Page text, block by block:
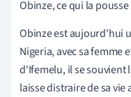
Obinze, ce qui la
Obinze est aujourd'hui
Nigeria, avec sa femme
d'Ifemelu, il se souvient
laisse distraire de sa